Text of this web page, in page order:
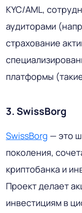
KYC/AML,
аудиторами
страхование
платформы
3. SwissBorg
SwissBorg — это
поколения,
криптобанка и
Проект делает
инвестициям в